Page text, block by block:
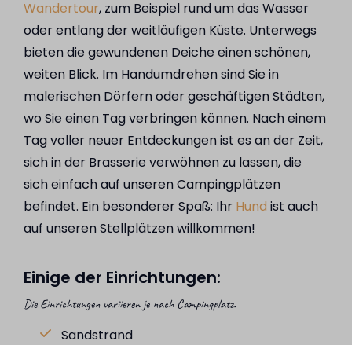
Wandertour, zum Beispiel rund um das Wasser
oder entlang der weitläufigen Küste. Unterwegs
bieten die gewundenen Deiche einen schönen,
weiten Blick. Im Handumdrehen sind Sie in
malerischen Dörfern oder geschäftigen Städten,
wo Sie einen Tag verbringen können. Nach einem
Tag voller neuer Entdeckungen ist es an der Zeit,
sich in der Brasserie verwöhnen zu lassen, die
sich einfach auf unseren Campingplätzen
befindet. Ein besonderer Spaß: Ihr Hund ist auch
auf unseren Stellplätzen willkommen!
Einige der Einrichtungen:
Die Einrichtungen variieren je nach Campingplatz.
Sandstrand